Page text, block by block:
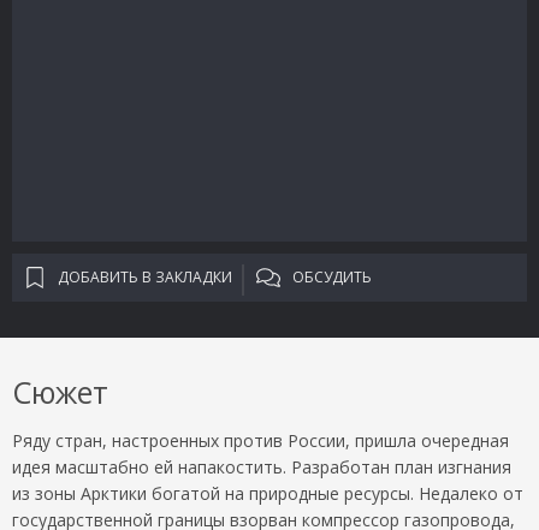
ДОБАВИТЬ В ЗАКЛАДКИ ОБСУДИТЬ
Сюжет
Ряду стран, настроенных против России, пришла очередная
идея масштабно ей напакостить. Разработан план изгнания
из зоны Арктики богатой на природные ресурсы. Недалеко от
государственной границы взорван компрессор газопровода,